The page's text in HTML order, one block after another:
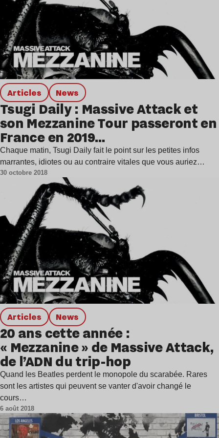
Articles news
Tsugi Daily : Massive Attack et
son Mezzanine Tour passeront en
France en 2019…
Chaque matin, Tsugi Daily fait le point sur les petites infos
marrantes, idiotes ou au contraire vitales que vous auriez…
30 octobre 2018
Articles news
20 ans cette année :
« Mezzanine » de Massive Attack,
de l’ADN du trip-hop
Quand les Beatles perdent le monopole du scarabée. Rares
sont les artistes qui peuvent se vanter d'avoir changé le
cours…
6 août 2018